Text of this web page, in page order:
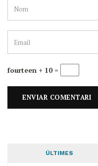
fourteen + 10 =
ÚLTIMES